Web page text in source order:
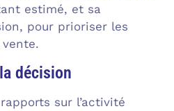
estimé, et sa
pour prioriser les
vente.
décision
sur l’activité